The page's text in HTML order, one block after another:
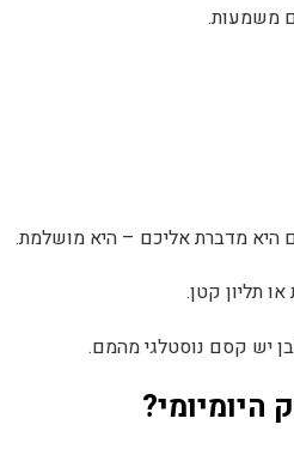
משמעות.
היא מדברת אליכם – היא מושלמת.
תליון קטן.
יש קסם נוסטלגי מהמם.